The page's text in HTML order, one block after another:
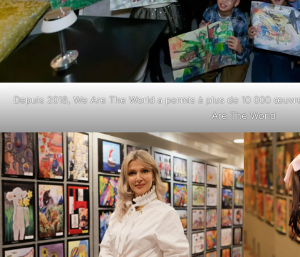
Depuis 2018, We Are The World a permis à plus de 10 000
Are The World